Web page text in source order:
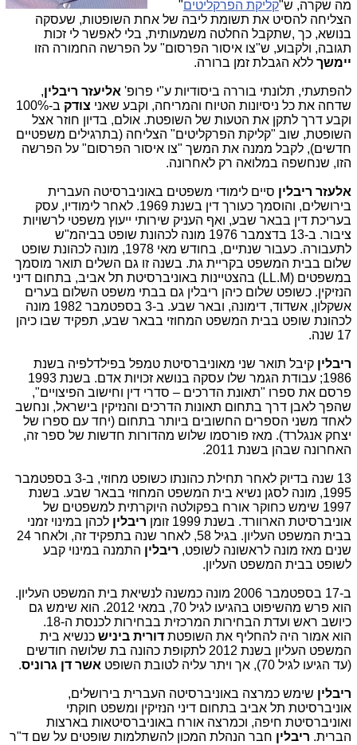
מה שקרה, ש"קליקת הפרקליטים"
הצליחה להסיט את תשומת ליבה של אחת השופטות, שעסקה
בנושא, כך ,שתקבל החלטה משמעותית, בלי לאפשר לי זכות
תגובה, ולקבוע, ש"צו איסור הפרסום" על הפרשה החמורה הזו
יימשך ללא הגבלת זמן ברורה.
להפתעתי, תלונתי בוררה ביסודיות ע"י פרופ' אליעזר ריבלין,
שדחה את כל ניסיונות הטיוח והמריחה, וקבע שאני צודק
ב-100%
וקבע דרך לתקן את הטעות של השופטת. אולם, בדיון חוזר אצל
השופטת, שוב "קליקת הפרקליטים" הצליחה (בתרגילים משפטיים
חדשים), לקבל ממנה את המשך "צו איסור הפרסום" על הפרשה
הזו, שנחשפה במלואה רק לאחרונה.
אלעזר ריבלין סיים לימודי משפטים באוניברסיטה העברית
בירושלים, והוסמך כעורך דין בשנת 1969. לאחר לימודיו, עסק
בעריכת דין בבאר שבע, ואף העניק שירותי ייעוץ משפטי לרשויות
ציבור. ב-13 בדצמבר 1976 מונה לכהונת שופט בביהמ"ש
לתעבורה. כעבור שנתיים, בחודש מאי 1978, מונה לכהונת שופט
שלום בבית המשפט בקריית גת. בשנה זו גם השלים תואר מוסמך
במשפטים (LL.M) בהצטיינות באוניברסיטת תל אביב, בתחום דיני
הנזיקין. כשופט שלום כיהן ריבלין גם בבתי משפט השלום בערים
אשקלון, אשדוד, דימונה, ובאר שבע. ב-3 בספטמבר 1982 מונה
לכהונת שופט בבית המשפט המחוזי בבאר שבע, תפקיד שבו כיהן
17 שנה.
ריבלין קיבל תואר שני מאוניברסיטת טמפל בפילדלפיה בשנת
1986; עבודת הגמר שלו עסקה בנושא זכויות אדם. בשנת 1993
פרסם את ספרו "תאונת הדרכים – סדרי דין וחישוב הפיצויים",
שהפך לאבן דרך בתחום תאונות הדרכים והנזיקין בישראל, ונחשב
לאחד משני הספרים החשובים ביותר בתחום (יחד עם ספרו של
יצחק אנגלרד). מאז פורסמו שלוש מהדורות חדשות של ספר זה,
האחרונה שבהן בשנת 2011.
13 שנה בדיוק לאחר תחילת כהונתו כשופט מחוזי, ב-3 בספטמבר
1995, מונה לסגן נשיא בית המשפט המחוזי בבאר שבע. בשנת
1997 שימש כחוקר אורח בפקולטה היוקרתית למשפטים של
אוניברסיטת הארוורד. בשנת 1999 זומן
ריבלין לכהן במינוי זמני
בבית המשפט העליון. בגיל 58, לאחר שנה בתפקיד זה, ולאחר 24
שנים מאז מונה לראשונה לשופט, ריבלין התמנה במינוי קבע
לשופט בבית המשפט העליון.
ב-17 בספטמבר 2006 מונה כמשנה לנשיאת בית המשפט העליון.
הוא פרש מהשיפוט בהגיעו לגיל 70, במאי 2012. הוא
שימש גם
כיושב ראש ועדת הבחירות המרכזית בבחירות לכנסת ה-18.
הוא אמור היה להחליף את השופטת דורית ביניש כנשיא בית
המשפט העליון בשנת 2012 לתקופת כהונה בת שלושה חודשים
(עד הגיעו לגיל 70), אך ויתר עליה לטובת השופט
אשר דן גרוניס.
ריבלין שימש כמרצה באוניברסיטה העברית בירושלים,
אוניברסיטת תל אביב בתחום דיני הנזיקין ומשפט חוקתי
ואוניברסיטת חיפה, וכמרצה אורח באוניברסיטאות בארצות
הברית. ריבלין חבר הנהלת המכון להשתלמות שופטים על שם ד"ר